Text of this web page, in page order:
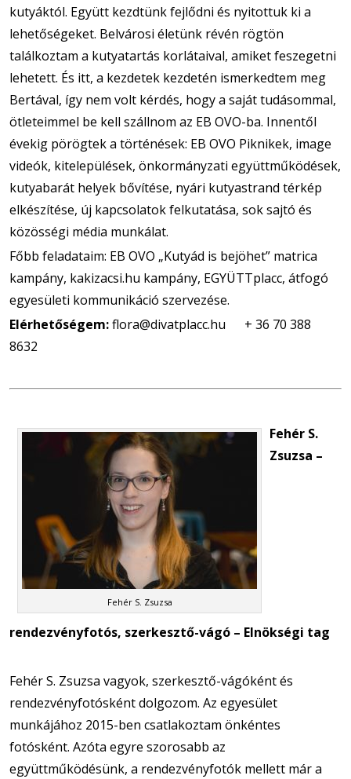
kutyáktól. Együtt kezdtünk fejlődni és nyitottuk ki a
lehetőségeket. Belvárosi életünk révén rögtön
találkoztam a kutyatartás korlátaival, amiket feszegetni
lehetett. És itt, a kezdetek kezdetén ismerkedtem meg
Bertával, így nem volt kérdés, hogy a saját tudásommal,
ötleteimmel be kell szállnom az EB OVO-ba. Innentől
évekig pörögtek a történések: EB OVO Piknikek, image
videók, kitelepülések, önkormányzati együttműködések,
kutyabarát helyek bővítése, nyári kutyastrand térkép
elkészítése, új kapcsolatok felkutatása, sok sajtó és
közösségi média munkálat.
Főbb feladataim: EB OVO „Kutyád is bejöhet” matrica
kampány, kakizacsi.hu kampány, EGYÜTTplacc, átfogó
egyesületi kommunikáció szervezése.
Elérhetőségem:flora@divatplacc.hu + 36 70 388
8632
Fehér S. Zsuzsa
Fehér S.
Zsuzsa –
rendezvényfotós, szerkesztő-vágó – Elnökségi tag
Fehér S. Zsuzsa vagyok, szerkesztő-vágóként és
rendezvényfotósként dolgozom. Az egyesület
munkájához 2015-ben csatlakoztam önkéntes
fotósként. Azóta egyre szorosabb az
együttműködésünk, a rendezvényfotók mellett már a